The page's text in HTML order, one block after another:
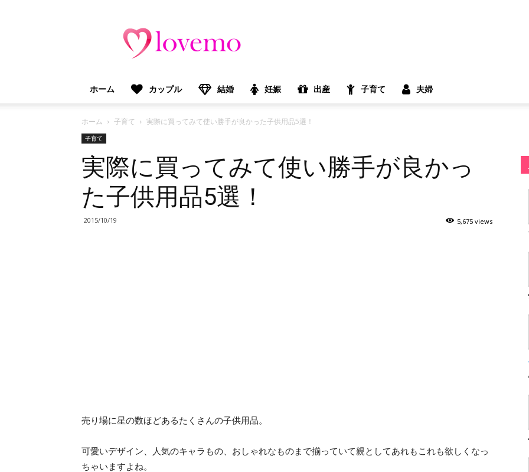
モ）：
プ
マ
け
情
報
メ
デ
ィ
ホーム カップル 結婚 妊娠 出産 子育て 夫婦
ホーム 子育て 実際に買ってみて使い勝手が良かった子供用品5選！
子育て
実際に買ってみて使い勝手が良かっ
た子供用品5選！
2015/10/19 5,675 views
売り場に星の数ほどあるたくさんの子供用品。
可愛いデザイン、人気のキャラもの、おしゃれなものまで揃っていて親としてあれもこれも欲しくなっ
ちゃいますよね。